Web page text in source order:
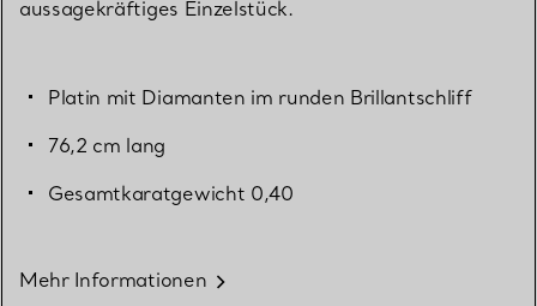
aussagekräftiges Einzelstück.
Platin mit Diamanten im runden Brillantschliff
76,2 cm lang
Gesamtkaratgewicht 0,40
Mehr Informationen